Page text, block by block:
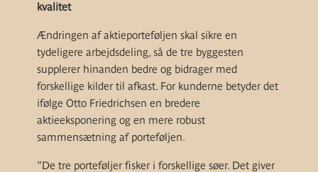
kvalitet
Ændringen af aktieporteføljen skal sikre en
tydeligere arbejdsdeling, så de tre byggesten
supplerer hinanden bedre og bidrager med
forskellige kilder til afkast. For kunderne betyder det
ifølge Otto Friedrichsen en bredere
aktieeksponering og en mere robust
sammensætning af porteføljen.
“De tre porteføljer fisker i forskellige søer. Det giver